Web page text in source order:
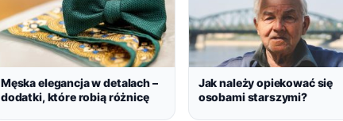
Męska elegancja w detalach –
dodatki, które robią różnicę
Jak należy opiekować się
osobami starszymi?